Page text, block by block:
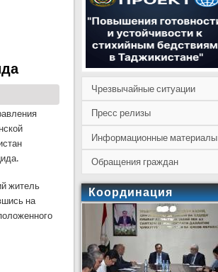
житель
на
Чрезвычайные ситуации
Пресс релизы
Информационные материалы
Обращения граждан
Координация